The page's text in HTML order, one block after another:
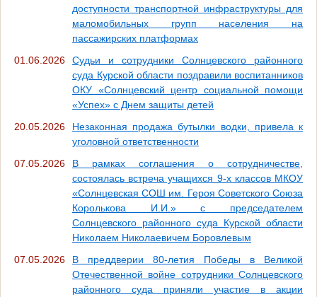
доступности транспортной инфраструктуры для
маломобильных групп населения на
пассажирских платформах
01.06.2026
Судьи и сотрудники Солнцевского районного
суда Курской области поздравили воспитанников
ОКУ «Солнцевский центр социальной помощи
«Успех» с Днем защиты детей
20.05.2026
Незаконная продажа бутылки водки, привела к
уголовной ответственности
07.05.2026
В рамках соглашения о сотрудничестве,
состоялась встреча учащихся 9-х классов МКОУ
«Солнцевская СОШ им. Героя Советского Союза
Королькова И.И.» с председателем
Солнцевского районного суда Курской области
Николаем Николаевичем Боровлевым
07.05.2026
В преддверии 80-летия Победы в Великой
Отечественной войне сотрудники Солнцевского
районного суда приняли участие в акции